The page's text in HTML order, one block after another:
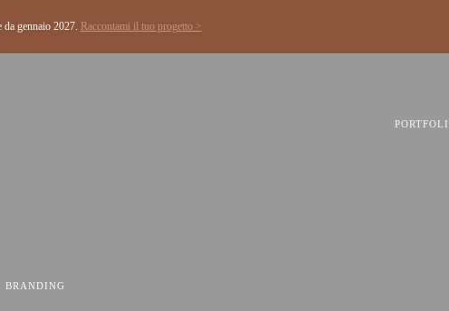
gennaio 2027. Raccontami il tuo progetto >
BRANDING